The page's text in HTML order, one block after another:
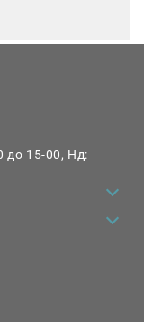
до 15-00, Нд: